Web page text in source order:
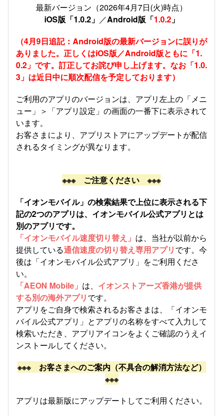
最新バージョン（2026年4月7日(火)時点）
iOS版「1.0.2」 ／Android版「1.0.2」
（4月9日追記：Android版の最新バージョンに誤りが
ありました。正しくはiOS版／Android版ともに「1.
0.2」です。訂正してお詫び申し上げます。なお「1.0.
3」は近日中に順次配信を予定しております）
ご利用のアプリのバージョンは、アプリ左上の「メニ
ュー」＞「アプリ設定」の画面の一番下に表示されて
います。
お客さまにより、アプリストアにアップデートが配信
されるタイミングが異なります。
※※※ ご注意ください ※※※
「イオンモバイル」の検索結果で上位に表示される下
記の2つのアプリは、イオンモバイル公式アプリとは
別のアプリです。
「イオンモバイル速度切り替え」 は、当社が以前から
提供している通信速度の切り替え専用アプリです。今
後は「イオンモバイル公式アプリ」をご利用くださ
い。
「AEON Mobile」 は、 イオンストアーズ香港が提供
する別の海外アプリです。
アプリをご自身で検索されるお客さまは、「イオンモ
バイル公式アプリ」とアプリの名称をすべて入力して
検索いただき、アプリアイコンをよくご確認のうえイ
ンストールしてください。
※※※ お客さまへのご案内（不具合の解消方法など）
※※※
アプリは最新版にアップデートしてご利用ください。